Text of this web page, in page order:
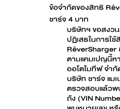
ข้อจำกัดของสิทธิ
ชาร์จ 4 บาท
บริษัทฯ ขอสงว
ปฏิเสธในการใ
RêverSharger
ตามแคมเปญนี้ห
ออโตโมทีฟ จำ
บริษัท ชาร์จ แม
ตรวจสอบแล้วพ
ถัง (VIN